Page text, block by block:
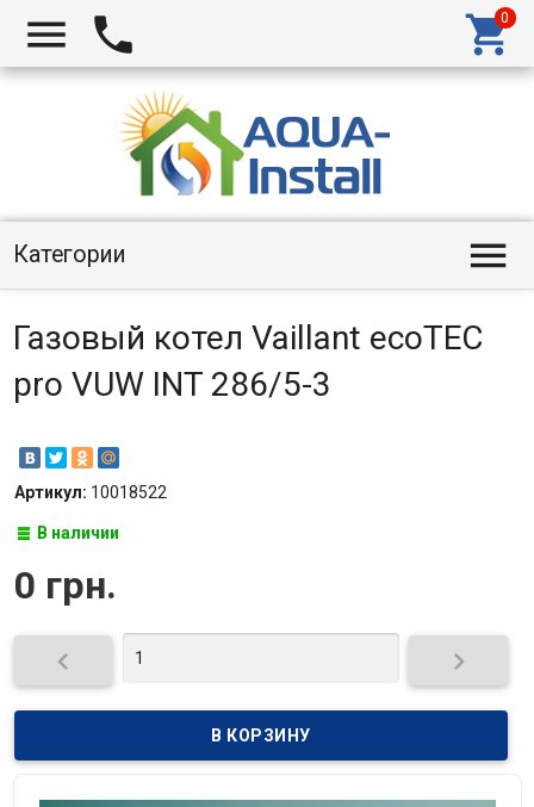
  
Категории 
Газовый котел Vaillant ecoTEC
pro VUW INT 286/5-3
Артикул: 10018522
В наличии
0 грн.
 